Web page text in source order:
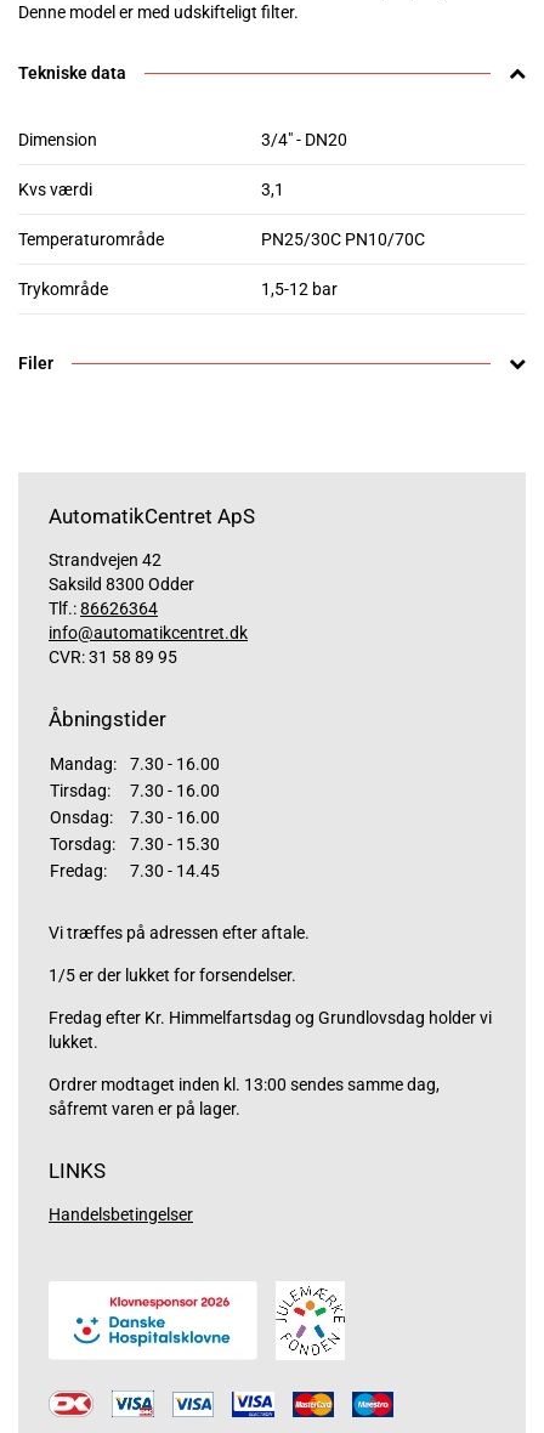
Denne model er med udskifteligt filter.
Tekniske data
Dimension 3/4" - DN20
Kvs værdi 3,1
Temperaturområde PN25/30C PN10/70C
Trykområde 1,5-12 bar
Filer
AutomatikCentret ApS
Strandvejen 42
Saksild 8300 Odder
Tlf.:86626364
info@automatikcentret.dk
CVR: 31 58 89 95
Åbningstider
Mandag:
7.30 - 16.00
Tirsdag:
7.30 - 16.00
Onsdag:
7.30 - 16.00
Torsdag:
7.30 - 15.30
Fredag:
7.30 - 14.45
Vi træffes på adressen efter aftale.
1/5 er der lukket for forsendelser.
Fredag efter Kr. Himmelfartsdag og Grundlovsdag holder vi
lukket.
Ordrer modtaget inden kl. 13:00 sendes samme dag,
såfremt varen er på lager.
LINKS
Handelsbetingelser